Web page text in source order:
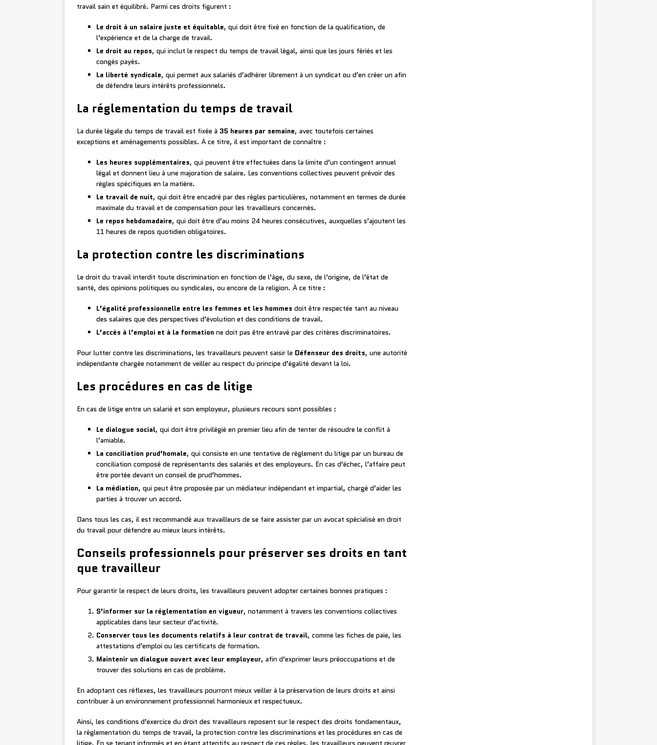
travail sain et équilibré. Parmi ces droits figurent :
Le droit à un salaire juste et équitable, qui doit être fixé en fonction de la qualification, de
l’expérience et de la charge de travail.
Le droit au repos, qui inclut le respect du temps de travail légal, ainsi que les jours fériés et les
congés payés.
La liberté syndicale, qui permet aux salariés d’adhérer librement à un syndicat ou d’en créer un afin
de défendre leurs intérêts professionnels.
La réglementation du temps de travail
La durée légale du temps de travail est fixée à 35 heures par semaine, avec toutefois certaines
exceptions et aménagements possibles. À ce titre, il est important de connaître :
Les heures supplémentaires, qui peuvent être effectuées dans la limite d’un contingent annuel
légal et donnent lieu à une majoration de salaire. Les conventions collectives peuvent prévoir des
règles spécifiques en la matière.
Le travail de nuit, qui doit être encadré par des règles particulières, notamment en termes de durée
maximale du travail et de compensation pour les travailleurs concernés.
Le repos hebdomadaire, qui doit être d’au moins 24 heures consécutives, auxquelles s’ajoutent les
11 heures de repos quotidien obligatoires.
La protection contre les discriminations
Le droit du travail interdit toute discrimination en fonction de l’âge, du sexe, de l’origine, de l’état de
santé, des opinions politiques ou syndicales, ou encore de la religion. À ce titre :
L’égalité professionnelle entre les femmes et les hommes doit être respectée tant au niveau
des salaires que des perspectives d’évolution et des conditions de travail.
L’accès à l’emploi et à la formation ne doit pas être entravé par des critères discriminatoires.
Pour lutter contre les discriminations, les travailleurs peuvent saisir le Défenseur des droits, une autorité
indépendante chargée notamment de veiller au respect du principe d’égalité devant la loi.
Les procédures en cas de litige
En cas de litige entre un salarié et son employeur, plusieurs recours sont possibles :
Le dialogue social, qui doit être privilégié en premier lieu afin de tenter de résoudre le conflit à
l’amiable.
La conciliation prud’homale, qui consiste en une tentative de règlement du litige par un bureau de
conciliation composé de représentants des salariés et des employeurs. En cas d’échec, l’affaire peut
être portée devant un conseil de prud’hommes.
La médiation, qui peut être proposée par un médiateur indépendant et impartial, chargé d’aider les
parties à trouver un accord.
Dans tous les cas, il est recommandé aux travailleurs de se faire assister par un avocat spécialisé en droit
du travail pour défendre au mieux leurs intérêts.
Conseils professionnels pour préserver ses droits en tant
que travailleur
Pour garantir le respect de leurs droits, les travailleurs peuvent adopter certaines bonnes pratiques :
S’informer sur la réglementation en vigueur, notamment à travers les conventions collectives
applicables dans leur secteur d’activité.
Conserver tous les documents relatifs à leur contrat de travail, comme les fiches de paie, les
attestations d’emploi ou les certificats de formation.
Maintenir un dialogue ouvert avec leur employeur, afin d’exprimer leurs préoccupations et de
trouver des solutions en cas de problème.
En adoptant ces réflexes, les travailleurs pourront mieux veiller à la préservation de leurs droits et ainsi
contribuer à un environnement professionnel harmonieux et respectueux.
Ainsi, les conditions d’exercice du droit des travailleurs reposent sur le respect des droits fondamentaux,
la réglementation du temps de travail, la protection contre les discriminations et les procédures en cas de